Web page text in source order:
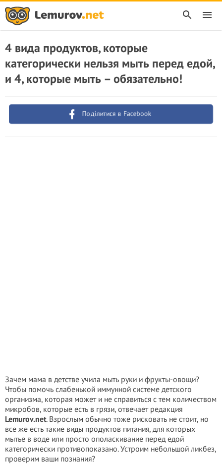
4 вида продуктов, которые
категорически нельзя мыть перед едой,
и 4, которые мыть – обязательно!
Поділитися в Facebook
Зачем мама в детстве учила мыть руки и фрукты-овощи?
Чтобы помочь слабенькой иммунной системе детского
организма, которая может и не справиться с тем количеством
микробов, которые есть в грязи, отвечает редакция
Lemurov.net. Взрослым обычно тоже рисковать не стоит, но
все же есть такие виды продуктов питания, для которых
мытье в воде или просто ополаскивание перед едой
категорически противопоказано. Устроим небольшой ликбез,
проверим ваши познания?